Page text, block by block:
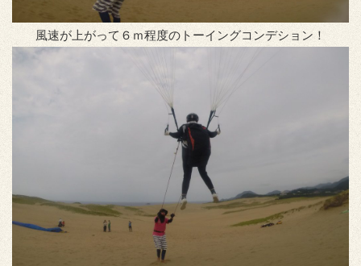
風速が上がって６ｍ程度のトーイングコンデション！